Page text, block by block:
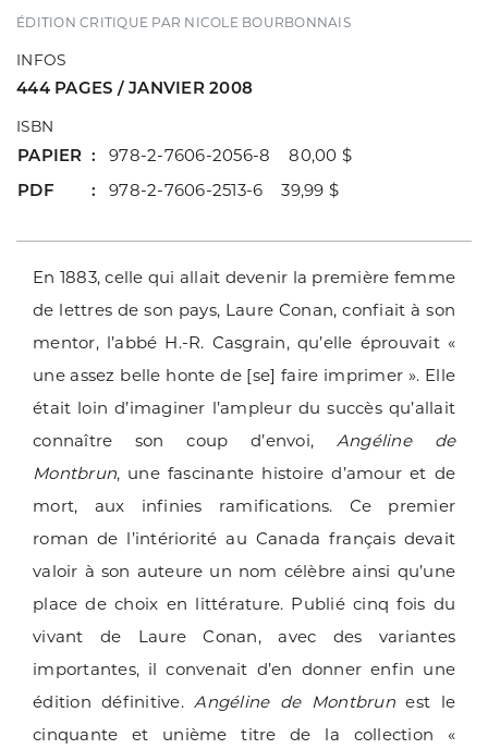
ÉDITION CRITIQUE PAR NICOLE BOURBONNAIS
INFOS
444 PAGES / JANVIER 2008
ISBN
PAPIER
978-2-7606-2056-8 80,00 $
PDF
978-2-7606-2513-6 39,99 $
En 1883, celle qui allait devenir la première femme
de lettres de son pays, Laure Conan, confiait à son
mentor, l’abbé H.-R. Casgrain, qu’elle éprouvait «
une assez belle honte de [se] faire imprimer ». Elle
était loin d’imaginer l’ampleur du succès qu’allait
connaître son coup d’envoi, Angéline de
Montbrun, une fascinante histoire d’amour et de
mort, aux infinies ramifications. Ce premier
roman de l’intériorité au Canada français devait
valoir à son auteure un nom célèbre ainsi qu’une
place de choix en littérature. Publié cinq fois du
vivant de Laure Conan, avec des variantes
importantes, il convenait d’en donner enfin une
édition définitive.Angéline de Montbrunest le
cinquante et unième titre de la collection «